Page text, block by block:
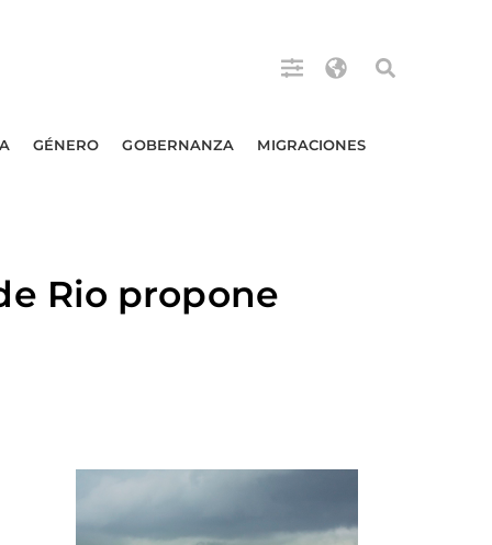
GÉNERO GOBERNANZA MIGRACIONES
Rio propone